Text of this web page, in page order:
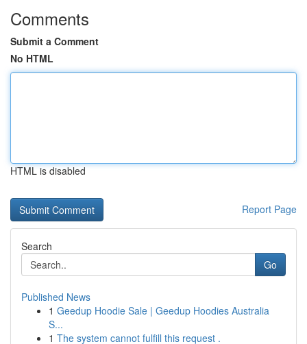
Comments
Submit a Comment
No HTML
HTML is disabled
Report Page
Search
Go
Published News
1 Geedup Hoodie Sale | Geedup Hoodies Australia
S...
1 The system cannot fulfill this request .